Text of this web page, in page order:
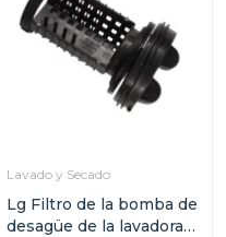
Lavado y Secado
Lg Filtro de la bomba de
desagüe de la lavadora